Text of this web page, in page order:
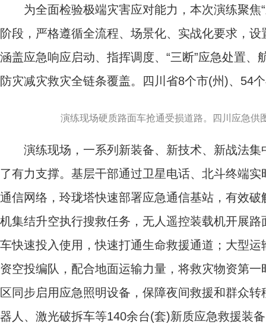
为全面检验极端灾害应对能力，本次演练聚焦“
阶段，严格遵循全流程、场景化、实战化要求，
涵盖应急响应启动、指挥调度、“三断”应急处置
防灾减灾救灾全链条覆盖。四川省8个市(州)、54
演练现场硬质路面车抢通受损道路。四川应急供
演练现场，一系列新装备、新技术、新战法集
了有力支撑。基层干部通过卫星电话、北斗终端
通信网络，玲珑塔快速部署应急通信基站，有效
机集结升空执行搜救任务，无人遥控装载机开展
车快速投入使用，快速打通生命救援通道；大型
资空投编队，配合地面运输力量，将救灾物资第
区同步启用应急照明设备，保障夜间救援和群众
器人、激光破拆车等140余台(套)新质应急救援装